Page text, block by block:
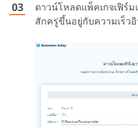
ดาวน์โหลดแพ็คเกจเฟิร์
สักครู่ขึ้นอยู่กับความเร็ว